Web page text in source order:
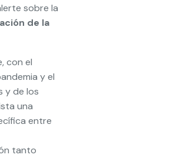
sobre la
de la
con el
y el
y de los
una
entre
tanto